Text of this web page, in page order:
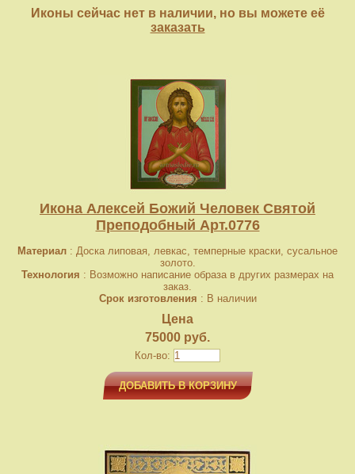
Иконы сейчас нет в наличии, но вы можете её
заказать
Икона Алексей Божий Человек Святой
Преподобный Арт.0776
Материал : Доска липовая, левкас, темперные краски, сусальное
золото.
Технология : Возможно написание образа в других размерах на
заказ.
Срок изготовления : В наличии
Цена
75000 руб.
Кол-во:
ДОБАВИТЬ В КОРЗИНУ